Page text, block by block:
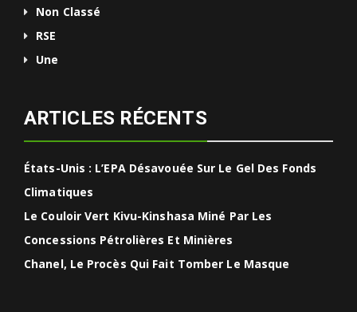
Non Classé
RSE
Une
ARTICLES RÉCENTS
États-Unis : L’EPA Désavouée Sur Le Gel Des Fonds
Climatiques
Le Couloir Vert Kivu-Kinshasa Miné Par Les
Concessions Pétrolières Et Minières
Chanel, Le Procès Qui Fait Tomber Le Masque